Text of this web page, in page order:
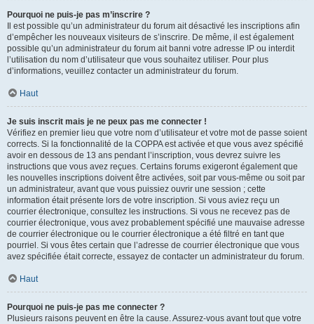
Pourquoi ne puis-je pas m’inscrire ?
Il est possible qu’un administrateur du forum ait désactivé les inscriptions afin
d’empêcher les nouveaux visiteurs de s’inscrire. De même, il est également
possible qu’un administrateur du forum ait banni votre adresse IP ou interdit
l’utilisation du nom d’utilisateur que vous souhaitez utiliser. Pour plus
d’informations, veuillez contacter un administrateur du forum.
Haut
Je suis inscrit mais je ne peux pas me connecter !
Vérifiez en premier lieu que votre nom d’utilisateur et votre mot de passe soient
corrects. Si la fonctionnalité de la COPPA est activée et que vous avez spécifié
avoir en dessous de 13 ans pendant l’inscription, vous devrez suivre les
instructions que vous avez reçues. Certains forums exigeront également que
les nouvelles inscriptions doivent être activées, soit par vous-même ou soit par
un administrateur, avant que vous puissiez ouvrir une session ; cette
information était présente lors de votre inscription. Si vous aviez reçu un
courrier électronique, consultez les instructions. Si vous ne recevez pas de
courrier électronique, vous avez probablement spécifié une mauvaise adresse
de courrier électronique ou le courrier électronique a été filtré en tant que
pourriel. Si vous êtes certain que l’adresse de courrier électronique que vous
avez spécifiée était correcte, essayez de contacter un administrateur du forum.
Haut
Pourquoi ne puis-je pas me connecter ?
Plusieurs raisons peuvent en être la cause. Assurez-vous avant tout que votre